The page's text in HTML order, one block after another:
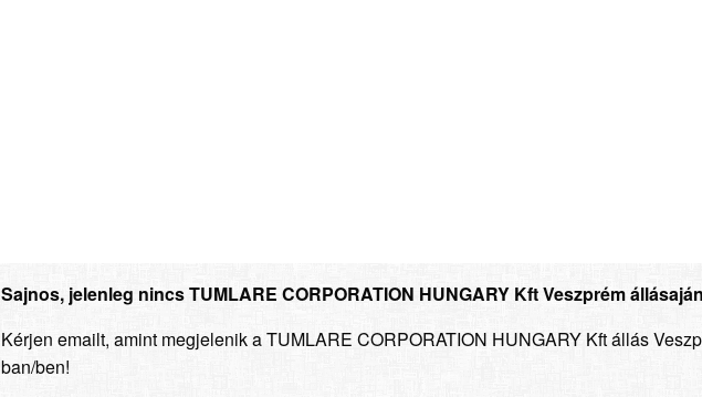
Sajnos, jelenleg nincs TUMLARE CORPORATION HUNGARY Kft Veszprém
Kérjen emailt, amint megjelenik a TUMLARE CORPORATION HUNGARY Kft állás
ban/ben!